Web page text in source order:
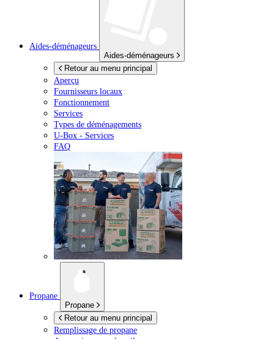
Aides-déménageurs
Aides-déménageurs
Retour au menu principal
Aperçu
Fournisseurs locaux
Fonctionnement
Services
Types de déménagements
U-Box - Services
FAQ
Propane
Propane
Retour au menu principal
Remplissage de propane